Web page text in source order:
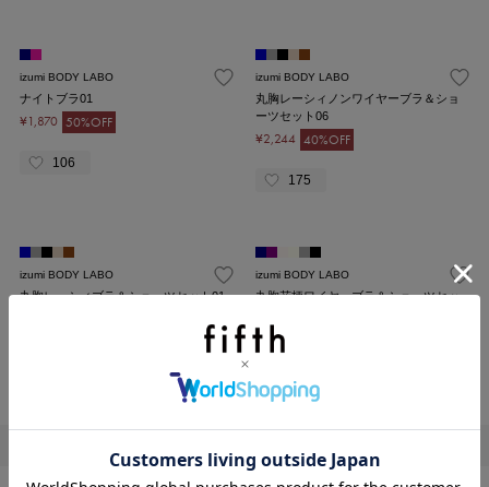
izumi BODY LABO
ナイトブラ01
¥1,870 50%OFF
106
izumi BODY LABO
丸胸レーシィノンワイヤーブラ＆ショ
ーツセット06
¥2,244 40%OFF
175
izumi BODY LABO
丸胸レーシィブラ＆ショーツセット01
izumi BODY LABO
丸胸花柄ワイヤーブラ＆ショーツセッ
¥1,980